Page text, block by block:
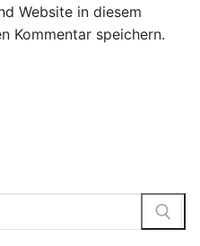
Website in diesem
Kommentar speichern.